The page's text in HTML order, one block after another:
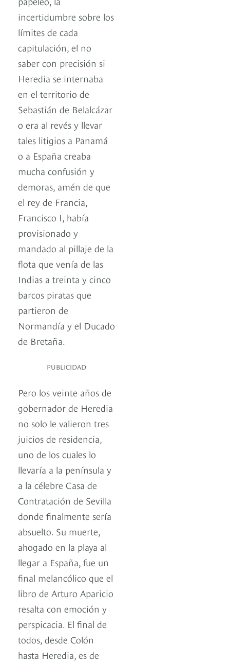
incertidumbre sobre los
límites de cada
capitulación, el no
saber con precisión si
Heredia se internaba
en el territorio de
Sebastián de Belalcázar
o era al revés y llevar
tales litigios a Panamá
o a España creaba
mucha confusión y
demoras, amén de que
el rey de Francia,
Francisco I, había
provisionado y
mandado al pillaje de la
flota que venía de las
Indias a treinta y cinco
barcos piratas que
partieron de
Normandía y el Ducado
de Bretaña.
PUBLICIDAD
Pero los veinte años de
gobernador de Heredia
no solo le valieron tres
juicios de residencia,
uno de los cuales lo
llevaría a la península y
a la célebre Casa de
Contratación de Sevilla
donde finalmente sería
absuelto. Su muerte,
ahogado en la playa al
llegar a España, fue un
final melancólico que el
libro de Arturo Aparicio
resalta con emoción y
perspicacia. El final de
todos, desde Colón
hasta Heredia, es de